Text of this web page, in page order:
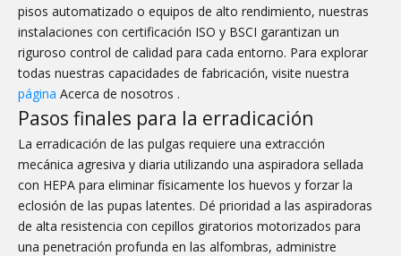
pisos automatizado o equipos de alto rendimiento, nuestras
instalaciones con certificación ISO y BSCI garantizan un
riguroso control de calidad para cada entorno. Para explorar
todas nuestras capacidades de fabricación, visite nuestra
página Acerca de nosotros .
Pasos finales para la erradicación
La erradicación de las pulgas requiere una extracción
mecánica agresiva y diaria utilizando una aspiradora sellada
con HEPA para eliminar físicamente los huevos y forzar la
eclosión de las pupas latentes. Dé prioridad a las aspiradoras
de alta resistencia con cepillos giratorios motorizados para
una penetración profunda en las alfombras, administre